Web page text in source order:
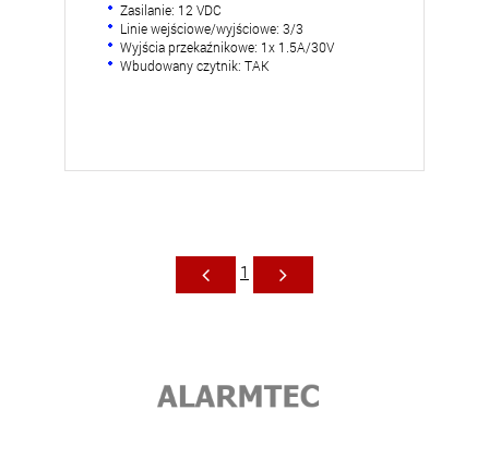
Zasilanie: 12 VDC
Linie wejściowe/wyjściowe: 3/3
Wyjścia przekaźnikowe: 1x 1.5A/30V
Wbudowany czytnik: TAK
1